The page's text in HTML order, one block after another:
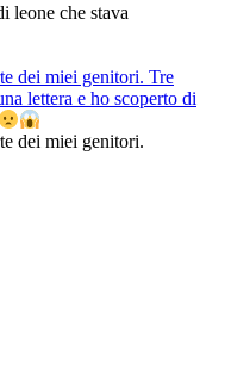
leone che stava
dei miei genitori. Tre
lettera e ho scoperto di
dei miei genitori.